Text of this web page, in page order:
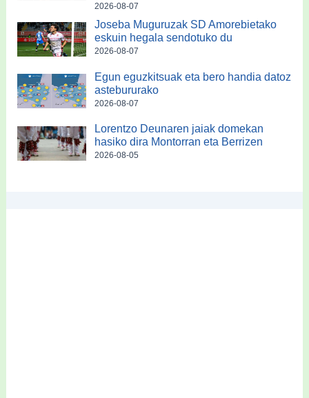
2026-08-07
Joseba Muguruzak SD Amorebietako
eskuin hegala sendotuko du
2026-08-07
Egun eguzkitsuak eta bero handia datoz
astebururako
2026-08-07
Lorentzo Deunaren jaiak domekan
hasiko dira Montorran eta Berrizen
2026-08-05